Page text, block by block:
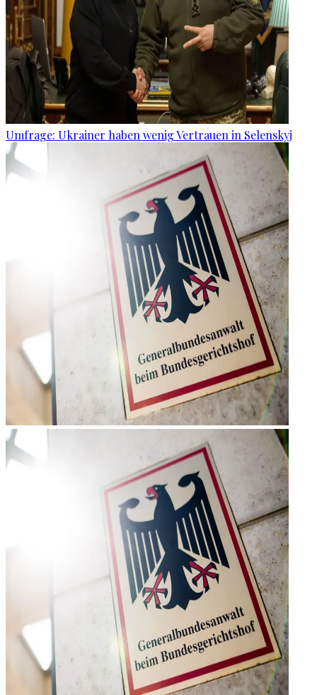
Umfrage: Ukrainer haben wenig Vertrauen in Selenskyj